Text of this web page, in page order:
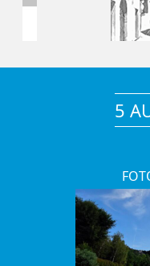
5